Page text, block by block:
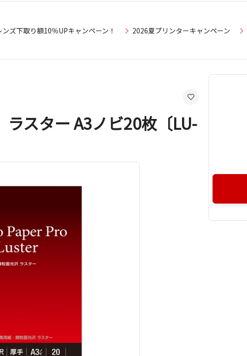
ズ下取り額10％UPキャンペーン！ 2026夏プリンターキャンペーン
スター A3ノビ20枚〔LU-